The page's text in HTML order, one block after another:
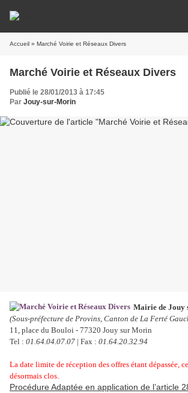
Accueil » Marché Voirie et Réseaux Divers
Marché Voirie et Réseaux Divers
Publié le 28/01/2013 à 17:45
Par Jouy-sur-Morin
Mairie de Jouy
(Sous-préfecture de Provins, Canton de La Ferté
11, place du Bouloi - 77320 Jouy sur Morin
Tel : 01.64.04.07.07 | Fax : 01.64.20.32.94
La date limite de réception des offres étant dépassée,
désormais clos.
Procédure Adaptée en application de l’article